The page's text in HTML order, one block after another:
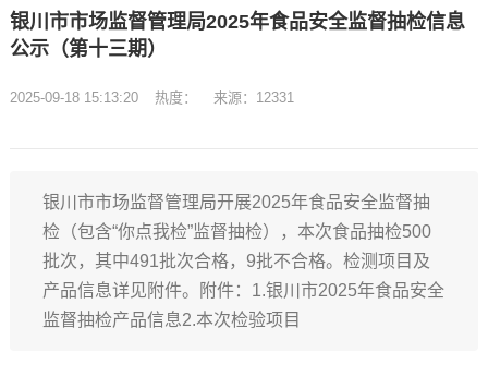
银川市市场监督管理局2025年食品安全监督抽检信息
公示（第十三期）
2025-09-18 15:13:20 热度： 来源：12331
银川市市场监督管理局开展2025年食品安全监督抽
检（包含“你点我检”监督抽检），本次食品抽检500
批次，其中491批次合格，9批不合格。检测项目及
产品信息详见附件。附件：1.银川市2025年食品安全
监督抽检产品信息2.本次检验项目